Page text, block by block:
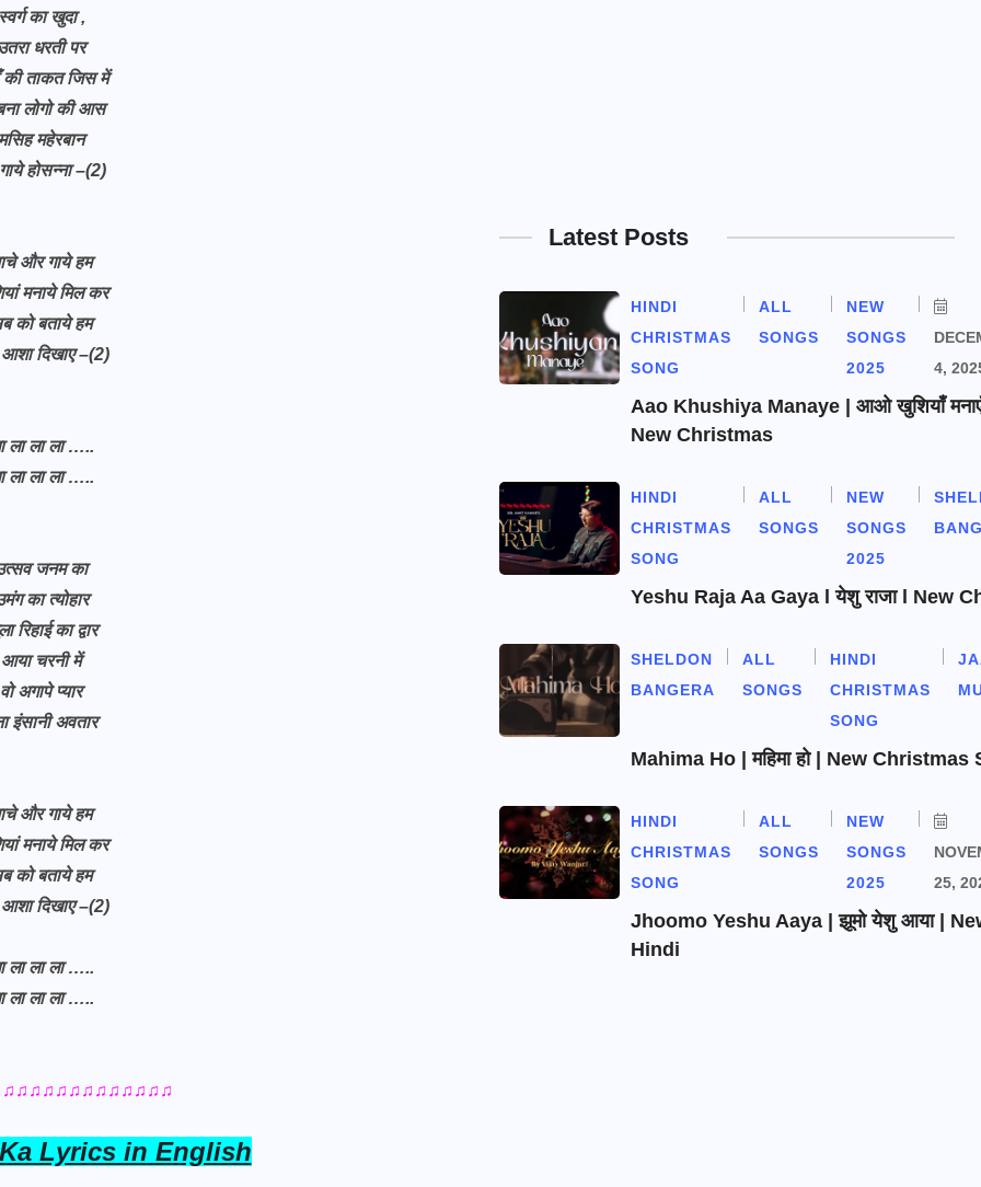
स्वर्ग का खुदा ,
उतरा धरती पर
की ताकत जिस में
लोगो की आस
मसिह महेरबान
होसन्ना –(2)
और गाये हम
मनाये मिल कर
को बताये हम
आशा दिखाए –(2)
ला ला ला …..
ला ला ला …..
जनम का
का त्योहार
रिहाई का द्वार
आया चरनी में
वो अगापे प्यार
इंसानी अवतार
और गाये हम
मनाये मिल कर
को बताये हम
आशा दिखाए –(2)
ला ला ला …..
ला ला ला …..
Lyrics in English
Latest Posts
HINDI
CHRISTMAS
SONG
ALL
SONGS
NEW
SONGS
2025
4,
Aao Khushiya Manaye | आओ खुशियाँ
New Christmas
HINDI
CHRISTMAS
SONG
ALL
SONGS
NEW
SONGS
2025
Yeshu Raja Aa Gaya l येशु राजा l New
SHELDON
BANGERA
ALL
SONGS
HINDI
CHRISTMAS
SONG
Mahima Ho | महिमा हो | New Christmas
HINDI
CHRISTMAS
SONG
ALL
SONGS
NEW
SONGS
2025
25,
Jhoomo Yeshu Aaya | झूमो येशु आया |
Hindi